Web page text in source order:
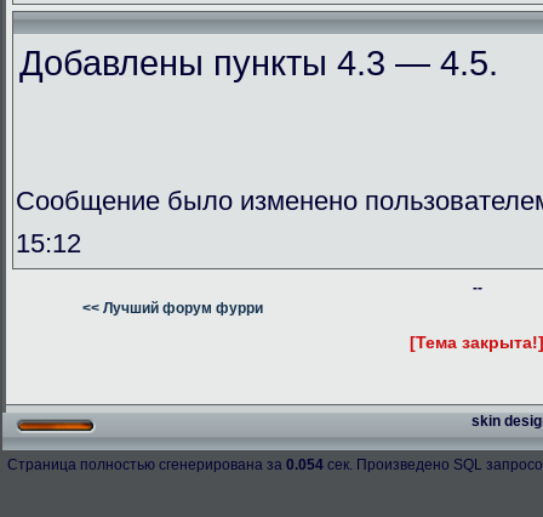
Добавлены пункты 4.3 — 4.5.
Сообщение было изменено
15:12
--
<< Лучший форум фурри
[Тема
skin
Страница полностью сгенерирована за 0.054 сек. Произведено SQL